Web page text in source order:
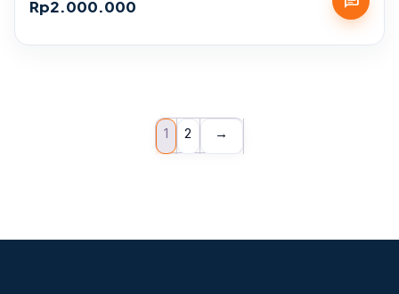
Rp2.000.000
1 2 →